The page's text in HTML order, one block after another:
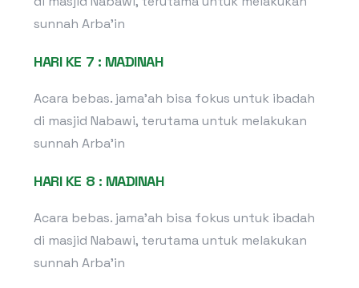
sunnah Arba’in
HARI KE 7 : MADINAH
Acara bebas. jama’ah bisa fokus untuk ibadah
di masjid Nabawi, terutama untuk melakukan
sunnah Arba’in
HARI KE 8 : MADINAH
Acara bebas. jama’ah bisa fokus untuk ibadah
di masjid Nabawi, terutama untuk melakukan
sunnah Arba’in